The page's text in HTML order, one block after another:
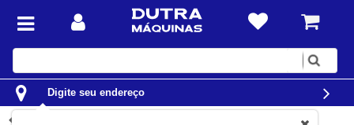
Digite
Digite seu endereço